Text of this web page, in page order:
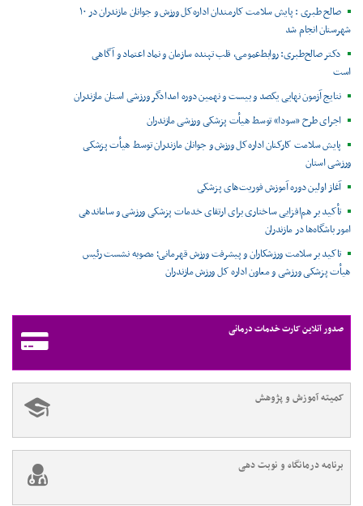
صالح طبری : پایش سلامت کارمندان اداره‌کل ورزش و جوانان مازندران در ۱۰
شهرستان انجام شد
دکتر صالح‌طبری: روابط‌عمومی، قلب تپنده سازمان و نماد اعتماد و آگاهی
است
نتایج آزمون نهایی یکصد و بیست و نهمین دوره امدادگر ورزشی استان مازندران
اجرای طرح «سودا» توسط هیأت پزشکی ورزشی مازندران
پایش سلامت کارکنان اداره‌کل ورزش و جوانان مازندران توسط هیأت پزشکی
ورزشی استان
آغاز اولین دوره آموزش فوریت‌های پزشکی
تأکید بر هم‌افزایی ساختاری برای ارتقای خدمات پزشکی ورزشی و ساماندهی
امور باشگاه‌ها در مازندران
تاکید بر سلامت ورزشکاران و پیشرفت ورزش قهرمانی؛ مصوبه نشست رئیس
هیأت پزشکی ورزشی و معاون اداره کل ورزش مازندران
صدور آنلاین کارت خدمات درمانی
کمیته آموزش و پژوهش
برنامه درمانگاه و نوبت دهی